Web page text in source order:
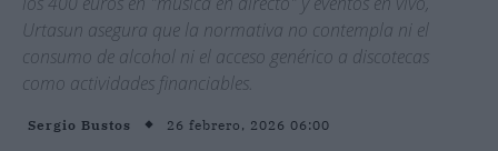
Urtasun asegura que la normativa no contempla ni el
consumo de alcohol ni el acceso genérico a discotecas
como actividades financiables.
Sergio Bustos 26 febrero, 2026 06:00